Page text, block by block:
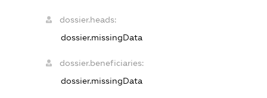
dossier.heads:
dossier.missingData
dossier.beneficiaries:
dossier.missingData